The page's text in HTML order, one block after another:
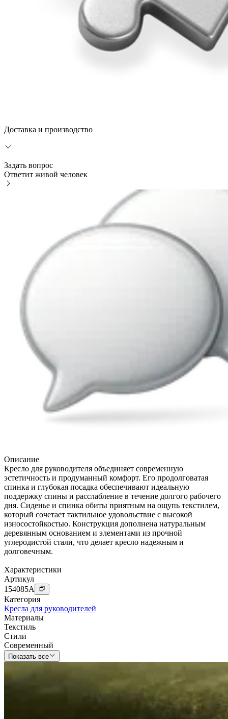
Доставка и производство
Задать вопрос
Ответит живой человек
Описание
Кресло для руководителя объединяет современную
эстетичность и продуманный комфорт. Его продолговатая
спинка и глубокая посадка обеспечивают идеальную
поддержку спины и расслабление в течение долгого рабочего
дня. Сиденье и спинка обиты приятным на ощупь текстилем,
который сочетает тактильное удовольствие с высокой
износостойкостью. Конструкция дополнена натуральным
деревянным основанием и элементами из прочной
углеродистой стали, что делает кресло надежным и
долговечным.
Характеристики
Артикул
154085A
Категория
Кресла для руководителей
Материалы
Текстиль
Стили
Современный
Показать все